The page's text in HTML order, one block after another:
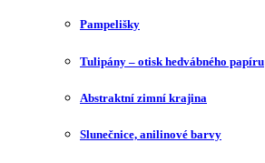
Pampelišky
Tulipány – otisk hedvábného papíru
Abstraktní zimní krajina
Slunečnice, anilinové barvy